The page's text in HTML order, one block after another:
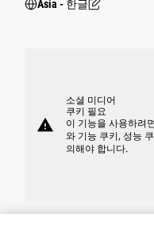
Asia - 한글
warning
소셜 미디어
쿠키 필요
이 기능을 사용하려
와 기능 쿠키, 성능
의해야 합니다.